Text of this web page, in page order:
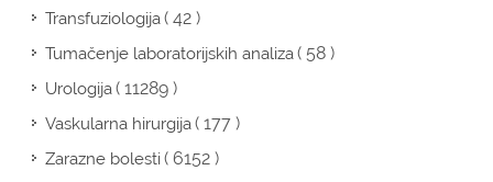
Transfuziologija( 42 )
Tumačenje laboratorijskih analiza( 58 )
Urologija( 11289 )
Vaskularna hirurgija( 177 )
Zarazne bolesti( 6152 )